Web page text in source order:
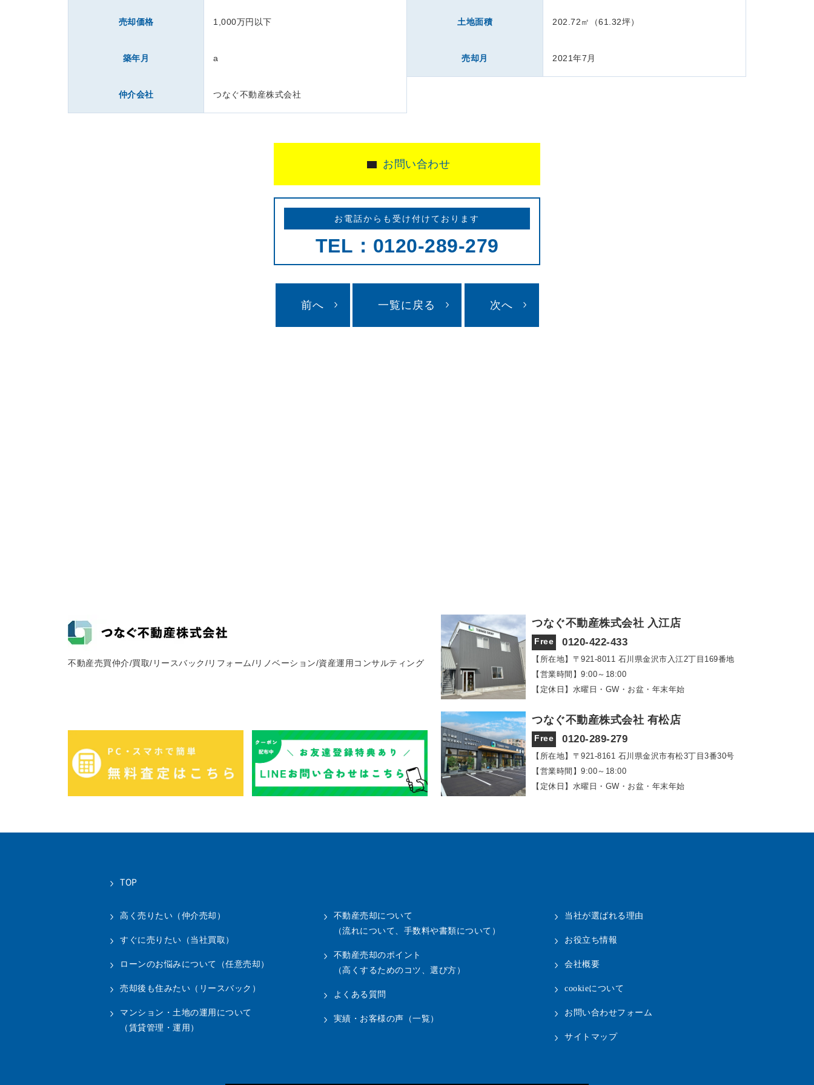
売却価格 1,000万円以下 土地面積 202.72㎡（61.32坪）
築年月 a 売却月 2021年7月
仲介会社 つなぐ不動産株式会社
お問い合わせ
お電話からも受け付けております
TEL：0120-289-279
前へ 一覧に戻る 次へ
不動産売買仲介/買取/リースバック/リフォーム/リノベーション/資産運用コンサルティング
つなぐ不動産株式会社 入江店
Free 0120-422-433
【所在地】〒921‐8011 石川県金沢市入江2丁目169番地
【営業時間】9:00～18:00
【定休日】水曜日・GW・お盆・年末年始
つなぐ不動産株式会社 有松店
Free 0120-289-279
【所在地】〒921‐8161 石川県金沢市有松3丁目3番30号
【営業時間】9:00～18:00
【定休日】水曜日・GW・お盆・年末年始
TOP
高く売りたい（仲介売却）
すぐに売りたい（当社買取）
ローンのお悩みについて（任意売却）
売却後も住みたい（リースバック）
マンション・土地の運用について
（賃貸管理・運用）
不動産売却について
（流れについて、手数料や書類について）
不動産売却のポイント
（高くするためのコツ、選び方）
よくある質問
実績・お客様の声（一覧）
当社が選ばれる理由
お役立ち情報
会社概要
cookieについて
お問い合わせフォーム
サイトマップ